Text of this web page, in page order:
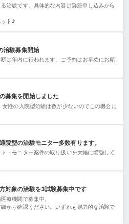
治験です。具体的な内容は詳細申し込みから
ット♪
治験募集開始
は年内に行われます。ご予約はお早めにお願
募集を開始しました
性の入院型治験は数が少ないのでこの機会に
院型の治験モニター多数有ります。
・モニター案件の取り扱いを大幅に増強して
対象の治験を3試験募集中です
療機関で募集中。
から確認ください。いずれも魅力的な治験で